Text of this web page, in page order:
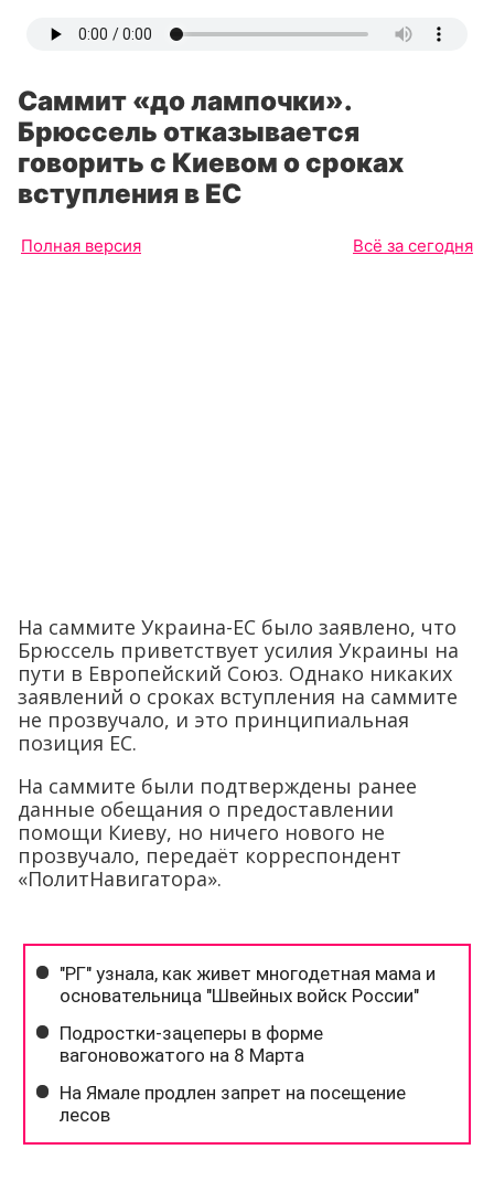
Саммит «до лампочки».
Брюссель отказывается
говорить с Киевом о сроках
вступления в ЕС
Полная версия Всё за сегодня
На саммите Украина-ЕС было заявлено, что
Брюссель приветствует усилия Украины на
пути в Европейский Союз. Однако никаких
заявлений о сроках вступления на саммите
не прозвучало, и это принципиальная
позиция ЕС.
На саммите были подтверждены ранее
данные обещания о предоставлении
помощи Киеву, но ничего нового не
прозвучало, передаёт корреспондент
«ПолитНавигатора».